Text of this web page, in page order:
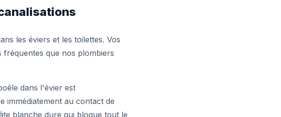
les éviers et les toilettes. Vos
fréquentes que nos plombiers
dans l'évier est
immédiatement au contact de
blanche dure qui bloque tout le